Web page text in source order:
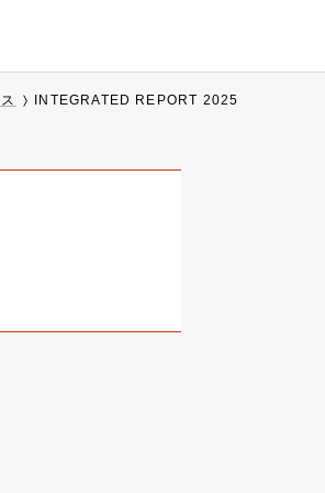
INTEGRATED REPORT 2025